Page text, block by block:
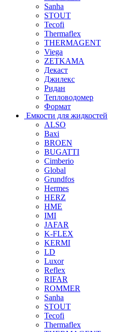
Sanha
STOUT
Tecofi
Thermaflex
THERMAGENT
Viega
ZETKAMA
Декаст
Джилекс
Ридан
Тепловодомер
Формат
Емкости для жидкостей
ALSO
Baxi
BROEN
BUGATTI
Cimberio
Global
Grundfos
Hermes
HERZ
HME
IMI
JAFAR
K-FLEX
KERMI
LD
Luxor
Reflex
RIFAR
ROMMER
Sanha
STOUT
Tecofi
Thermaflex